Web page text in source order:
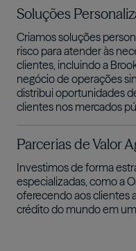
Soluções
Criamos soluções
risco para atender às
clientes, incluindo a
negócio de operações
distribui oportunidades
clientes nos mercados
Parcerias de Valor
Investimos de forma
especializadas, como a
oferecendo aos clientes
crédito do mundo em